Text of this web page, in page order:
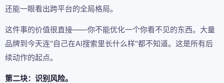
还能一眼看出跨平台的全局格局。
这件事的价值很直接——你不能优化一个你看不见的东西。大量
品牌到今天连"自己在AI搜索里长什么样"都不知道。这是所有后
续动作的起点。
第二块：识别风险。